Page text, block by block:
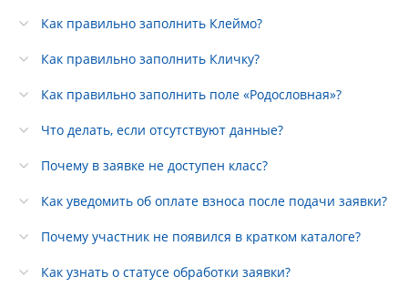
Как правильно заполнить Клеймо?
Как правильно заполнить Кличку?
Как правильно заполнить поле «Родословная»?
Что делать, если отсутствуют данные?
Почему в заявке не доступен класс?
Как уведомить об оплате взноса после подачи заявки?
Почему участник не появился в кратком каталоге?
Как узнать о статусе обработки заявки?